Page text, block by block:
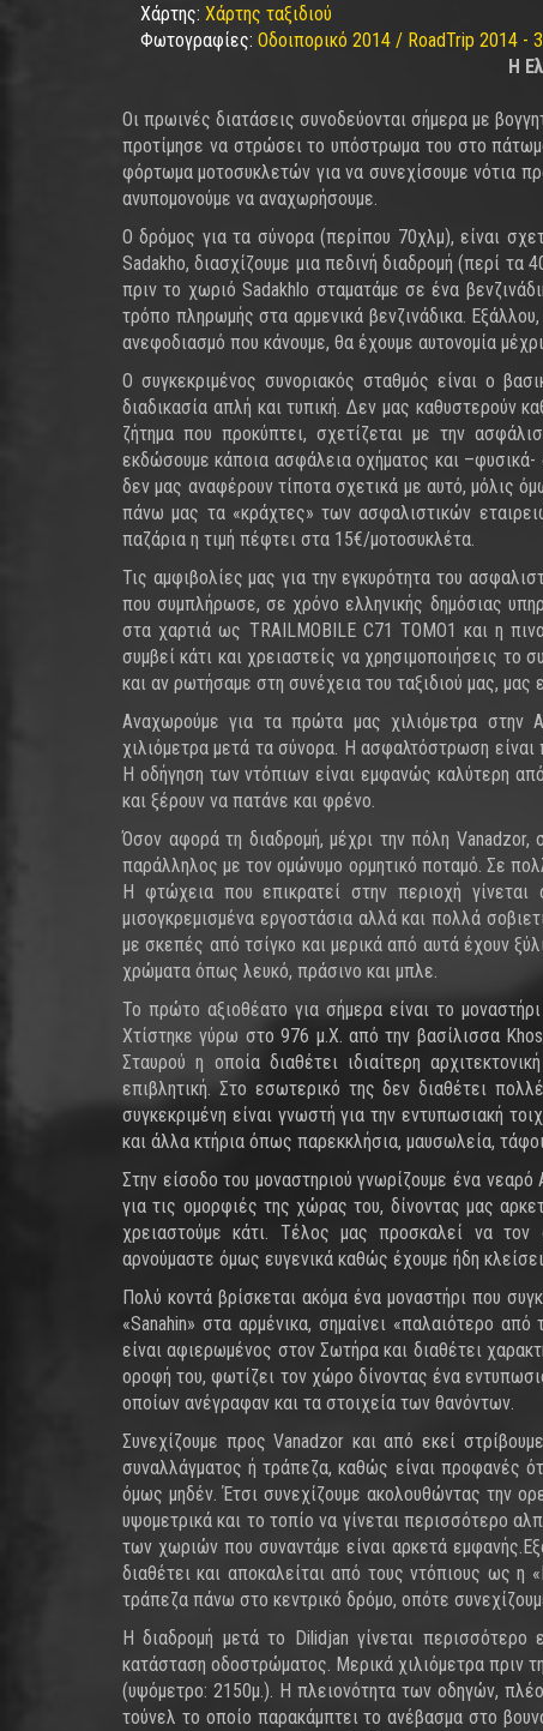
Χάρτης: Χάρτης ταξιδιού
Φωτογραφίες: Οδοιπορικό 2014 / RoadTrip 2014 -
Η
Οι πρωινές διατάσεις συνοδεύονται σήμερα με
προτίμησε να στρώσει το υπόστρωμα του στο
φόρτωμα μοτοσυκλετών για να συνεχίσουμε νότια
ανυπομονούμε να αναχωρήσουμε.
Ο δρόμος για τα σύνορα (περίπου 70χλμ), είναι
Sadakho, διασχίζουμε μια πεδινή διαδρομή (περί
πριν το χωριό Sadakhlo σταματάμε σε ένα
τρόπο πληρωμής στα αρμενικά βενζινάδικα.
ανεφοδιασμό που κάνουμε, θα έχουμε αυτονομία
Ο συγκεκριμένος συνοριακός σταθμός είναι ο
διαδικασία απλή και τυπική. Δεν μας καθυστερούν
ζήτημα που προκύπτει, σχετίζεται με την
εκδώσουμε κάποια ασφάλεια οχήματος και –φυσικά-
δεν μας αναφέρουν τίποτα σχετικά με αυτό, μόλις
πάνω μας τα «κράχτες» των ασφαλιστικών
παζάρια η τιμή πέφτει στα 15€/μοτοσυκλέτα.
Τις αμφιβολίες μας για την εγκυρότητα του
που συμπλήρωσε, σε χρόνο ελληνικής δημόσιας
στα χαρτιά ως TRAILMOBILE C71 TOMO1 και η
συμβεί κάτι και χρειαστείς να χρησιμοποιήσεις το
και αν ρωτήσαμε στη συνέχεια του ταξιδιού μας,
Αναχωρούμε για τα πρώτα μας χιλιόμετρα στην
χιλιόμετρα μετά τα σύνορα. Η ασφαλτόστρωση
Η οδήγηση των ντόπιων είναι εμφανώς καλύτερη από
και ξέρουν να πατάνε και φρένο.
Όσον αφορά τη διαδρομή, μέχρι την πόλη Vanadzor,
παράλληλος με τον ομώνυμο ορμητικό ποταμό. Σε
Η φτώχεια που επικρατεί στην περιοχή γίνεται
μισογκρεμισμένα εργοστάσια αλλά και πολλά
με σκεπές από τσίγκο και μερικά από αυτά έχουν
χρώματα όπως λευκό, πράσινο και μπλε.
Το πρώτο αξιοθέατο για σήμερα είναι το
Χτίστηκε γύρω στο 976 μ.Χ. από την βασίλισσα
Σταυρού η οποία διαθέτει ιδιαίτερη
επιβλητική. Στο εσωτερικό της δεν διαθέτει
συγκεκριμένη είναι γνωστή για την εντυπωσιακή
και άλλα κτήρια όπως παρεκκλήσια, μαυσωλεία,
Στην είσοδο του μοναστηριού γνωρίζουμε ένα
για τις ομορφιές της χώρας του, δίνοντας μας
χρειαστούμε κάτι. Τέλος μας προσκαλεί να τον
αρνούμαστε όμως ευγενικά καθώς έχουμε ήδη
Πολύ κοντά βρίσκεται ακόμα ένα μοναστήρι που
«Sanahin» στα αρμένικα, σημαίνει «παλαιότερο
είναι αφιερωμένος στον Σωτήρα και διαθέτει
οροφή του, φωτίζει τον χώρο δίνοντας ένα
οποίων ανέγραφαν και τα στοιχεία των θανόντων.
Συνεχίζουμε προς Vanadzor και από εκεί
συναλλάγματος ή τράπεζα, καθώς είναι προφανές
όμως μηδέν. Έτσι συνεχίζουμε ακολουθώντας την
υψομετρικά και το τοπίο να γίνεται περισσότερο
των χωριών που συναντάμε είναι αρκετά
διαθέτει και αποκαλείται από τους ντόπιους ως
τράπεζα πάνω στο κεντρικό δρόμο, οπότε
Η διαδρομή μετά το Dilidjan γίνεται
κατάσταση οδοστρώματος. Μερικά χιλιόμετρα πριν
(υψόμετρο: 2150μ.). Η πλειονότητα των οδηγών,
τούνελ το οποίο παρακάμπτει το ανέβασμα στο